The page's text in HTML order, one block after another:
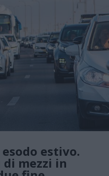
estivo.
mezzi in